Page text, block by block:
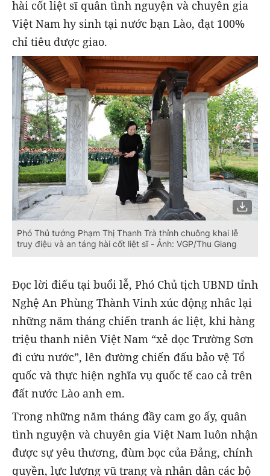
hài cốt liệt sĩ quân tình nguyện và chuyên gia
Việt Nam hy sinh tại nước bạn Lào, đạt 100%
chỉ tiêu được giao.
Phó Thủ tướng Phạm Thị Thanh Trà thỉnh chuông khai lễ
truy điệu và an táng hài cốt liệt sĩ - Ảnh: VGP/Thu Giang
Đọc lời điếu tại buổi lễ, Phó Chủ tịch UBND tỉnh
Nghệ An Phùng Thành Vinh xúc động nhắc lại
những năm tháng chiến tranh ác liệt, khi hàng
triệu thanh niên Việt Nam “xẻ dọc Trường Sơn
đi cứu nước”, lên đường chiến đấu bảo vệ Tổ
quốc và thực hiện nghĩa vụ quốc tế cao cả trên
đất nước Lào anh em.
Trong những năm tháng đầy cam go ấy, quân
tình nguyện và chuyên gia Việt Nam luôn nhận
được sự yêu thương, đùm bọc của Đảng, chính
quyền, lực lượng vũ trang và nhân dân các bộ